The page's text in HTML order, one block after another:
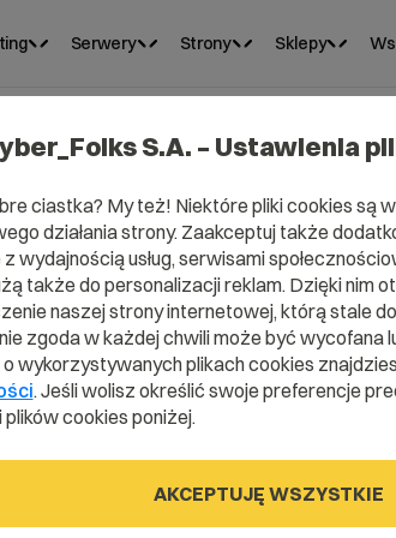
Serwery Strony Sklepy
swoją
server_Panel WebAs
S.A. – Ustawienia
ciastka? My też! Niektóre pliki cookies są
działania strony. Zaakceptuj także
wydajnością usług, serwisami
także do personalizacji reklam. Dzięki nim
naszej strony internetowej, którą stale
zgoda w każdej chwili może być wycofana
wykorzystywanych plikach cookies
. Jeśli wolisz określić swoje preferencje
cookies poniżej.
AKCEPTUJĘ WSZYSTKIE